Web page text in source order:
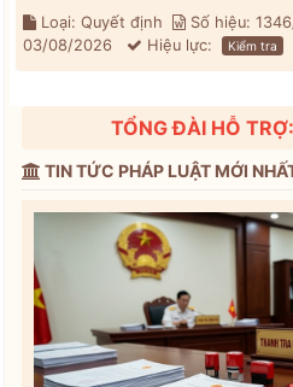
Loại: Quyết định Số hiệu:
03/08/2026
Hiệu lực: Kiểm tra
TỔNG ĐÀI HỖ
TIN TỨC PHÁP LUẬT MỚI